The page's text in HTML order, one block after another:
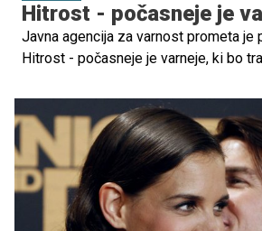
Hitrost - počasneje je
Javna agencija za varnost prometa je
Hitrost - počasneje je varneje, ki bo
sebe in drugih največ storijo z
prometu. Poleg preventivnih
poostren nadzor hitrosti še posebej v